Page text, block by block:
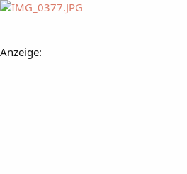
Anzeige: